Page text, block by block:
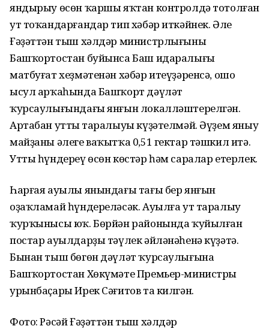
яндырыу өсөн ҡаршы яҡтан контролдә тотолған
ут тоҡандарғандар тип хәбәр иткәйнек. Әле
Ғәҙәттән тыш хәлдәр министрлығының
Башҡортостан буйынса Баш идаралығы
матбуғат хеҙмәтенән хәбәр итеүҙәренсә, ошо
ысул арҡаһында Башҡорт дәүләт
ҡурсаулығындағы янғын локалләштерелгән.
Артабан уттың таралыуы күҙәтелмәй. Әүҙем яныу
майҙаны әлеге ваҡытҡа 0,51 гектар тәшкил итә.
Утты һүндереү өсөн көстәр һәм саралар етерлек.
Һарғая ауылы янындағы тағы бер янғын
оҙаҡламай һүндереләсәк. Ауылға ут таралыу
ҡурҡынысы юҡ. Бөрйән районында ҡуйылған
постар ауылдарҙы тәүлек әйләнәһенә күҙәтә.
Бынан тыш бөгөн дәүләт ҡурсаулығына
Башҡортостан Хөкүмәте Премьер-министры
урынбаҫары Ирек Сәғитов та килгән.
Фото: Рәсәй Ғәҙәттән тыш хәлдәр